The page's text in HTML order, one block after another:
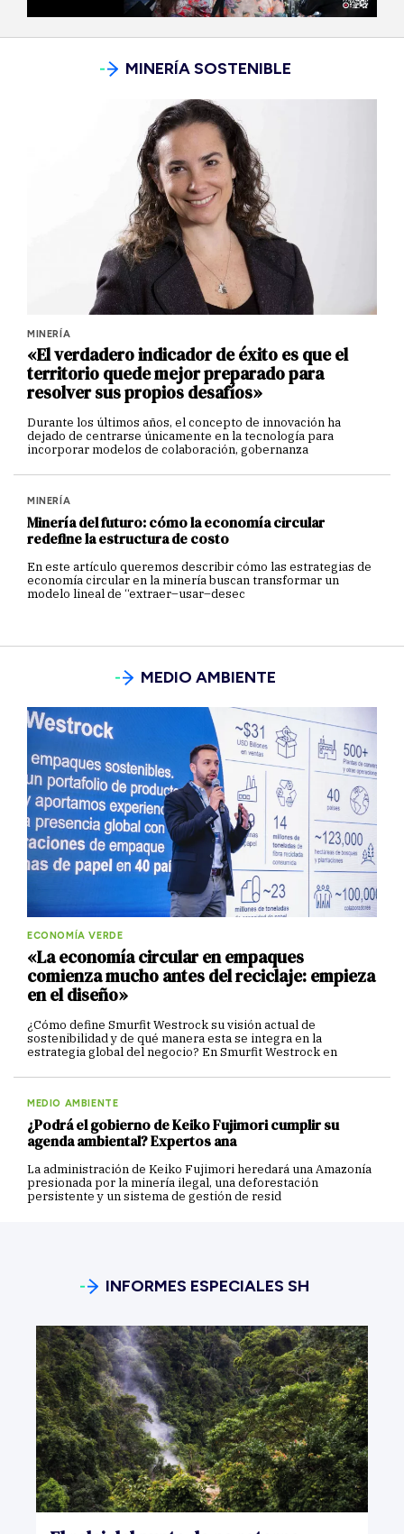
MINERÍA SOSTENIBLE
MINERÍA
«El verdadero indicador de éxito es que el
territorio quede mejor preparado para
resolver sus propios desafíos»
Durante los últimos años, el concepto de innovación ha
dejado de centrarse únicamente en la tecnología para
incorporar modelos de colaboración, gobernanza
MINERÍA
Minería del futuro: cómo la economía circular
redefine la estructura de costo
En este artículo queremos describir cómo las estrategias de
economía circular en la minería buscan transformar un
modelo lineal de “extraer–usar–desec
MEDIO AMBIENTE
ECONOMÍA VERDE
«La economía circular en empaques
comienza mucho antes del reciclaje: empieza
en el diseño»
¿Cómo define Smurfit Westrock su visión actual de
sostenibilidad y de qué manera esta se integra en la
estrategia global del negocio? En Smurfit Westrock en
MEDIO AMBIENTE
¿Podrá el gobierno de Keiko Fujimori cumplir su
agenda ambiental? Expertos ana
La administración de Keiko Fujimori heredará una Amazonía
presionada por la minería ilegal, una deforestación
persistente y un sistema de gestión de resid
INFORMES ESPECIALES SH